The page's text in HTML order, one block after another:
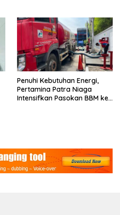
Penuhi Kebutuhan Energi,
Pertamina Patra Niaga
Intensifkan Pasokan BBM ke